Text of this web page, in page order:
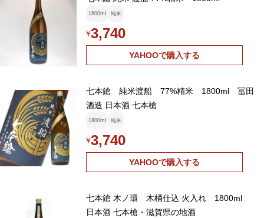
1800ml 純米
¥3,740
YAHOOで購入する
七本鎗 純米渡船 77%精米 1800ml 冨田
酒造 日本酒 七本槍
1800ml 純米
¥3,740
YAHOOで購入する
七本鎗 木ノ環 木桶仕込 火入れ 1800ml
日本酒 七本槍・滋賀県の地酒